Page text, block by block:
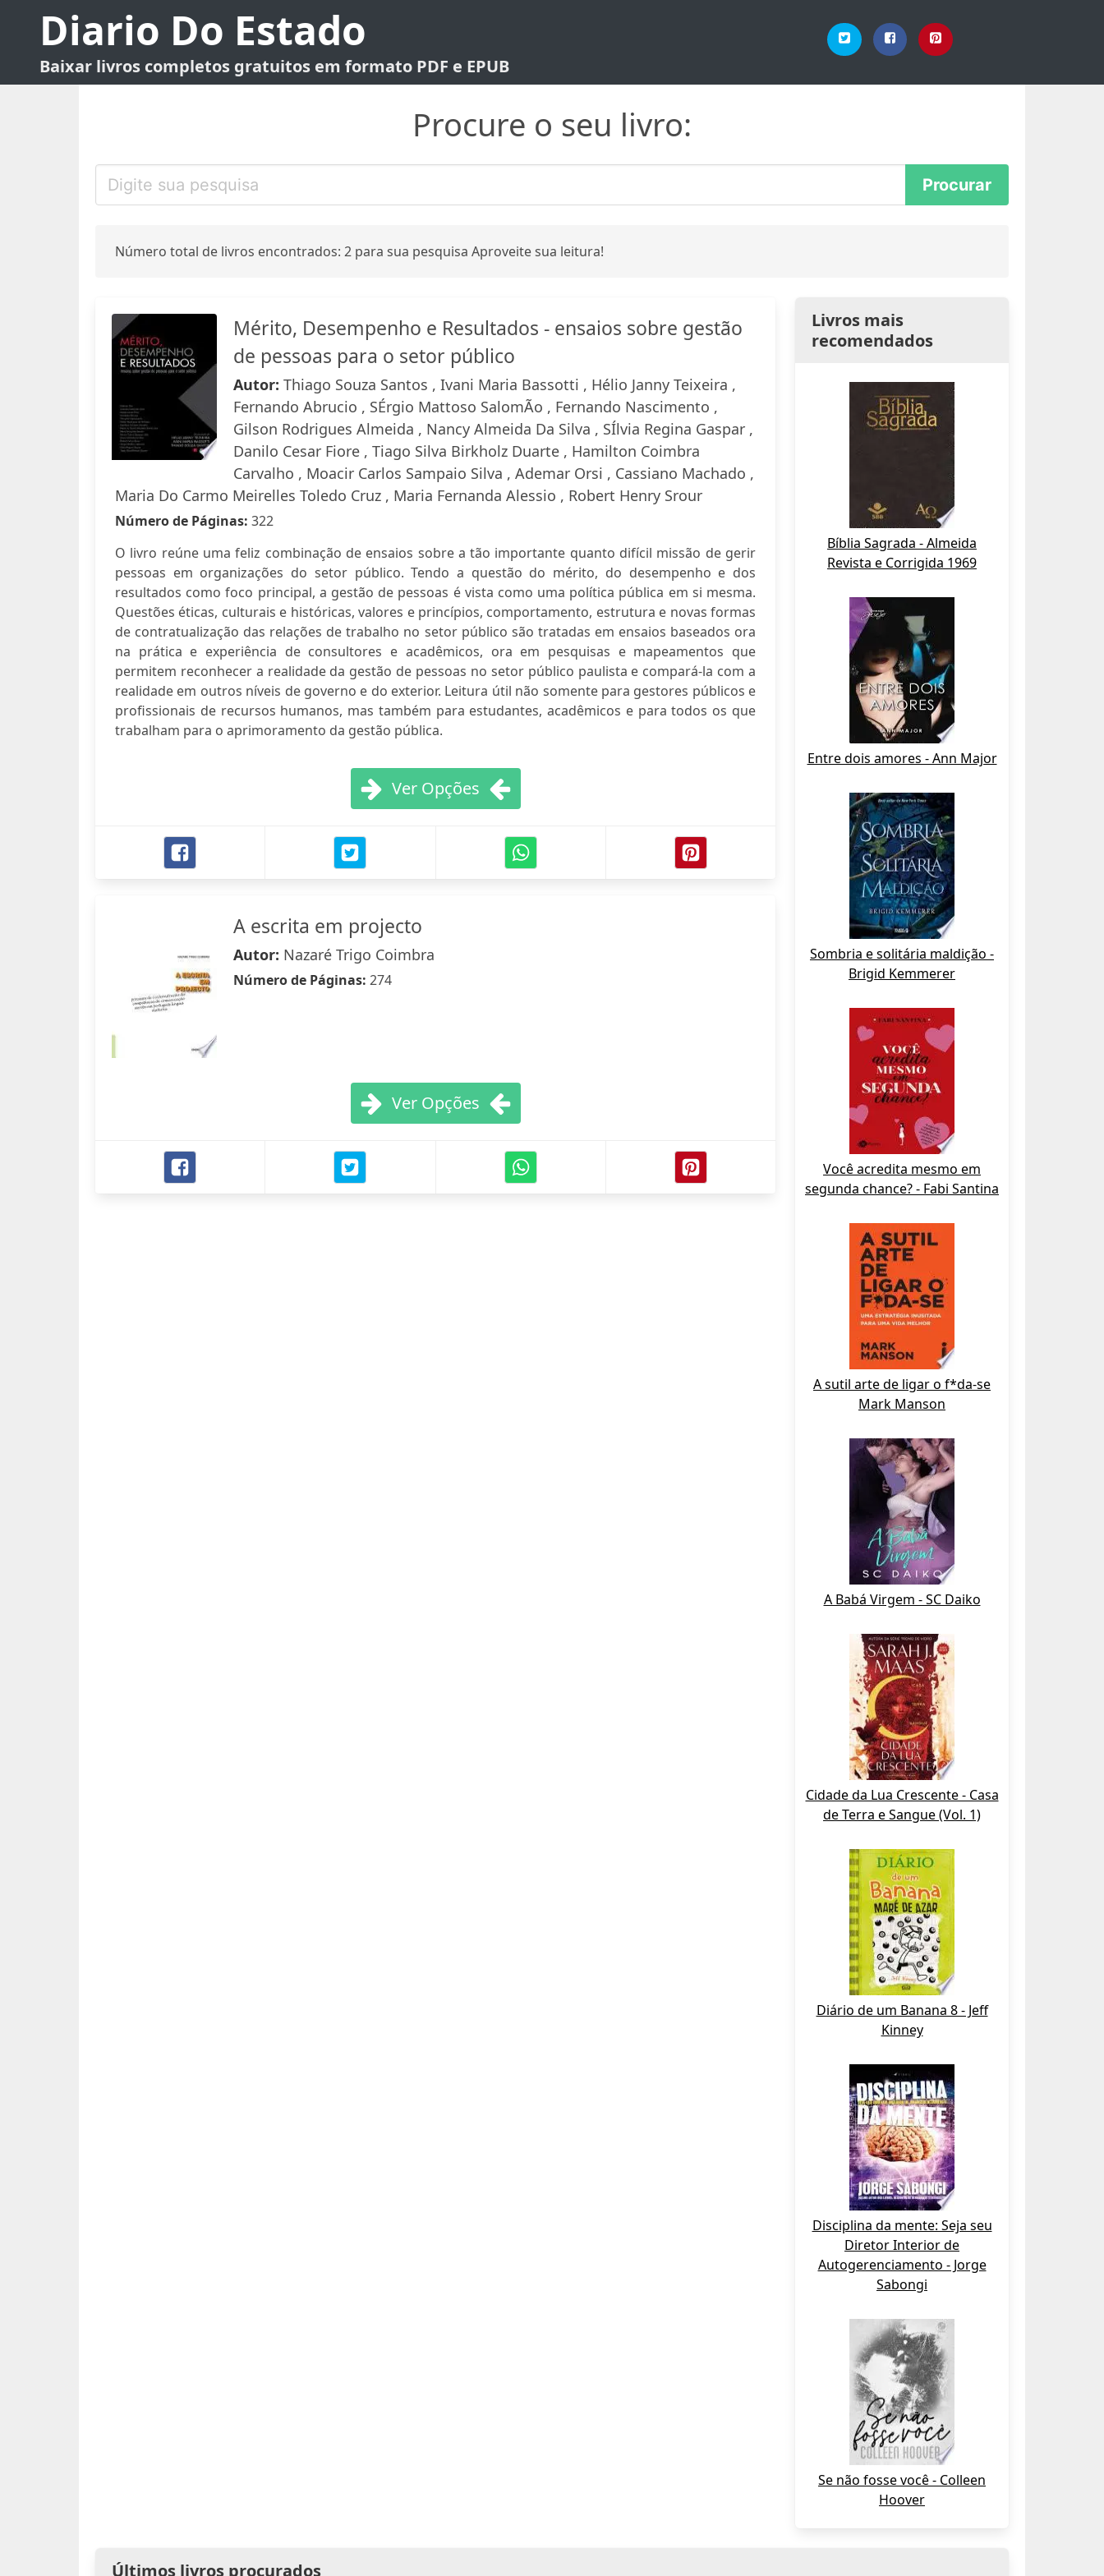
Diario Do Estado
Baixar livros completos gratuitos em formato PDF e EPUB
Procure o seu livro:
Número total de livros encontrados: 2 para sua pesquisa Aproveite sua leitura!
Mérito, Desempenho e Resultados - ensaios sobre gestão
de pessoas para o setor público
Autor: Thiago Souza Santos , Ivani Maria Bassotti , Hélio Janny Teixeira ,
Fernando Abrucio , SÉrgio Mattoso SalomÃo , Fernando Nascimento ,
Gilson Rodrigues Almeida , Nancy Almeida Da Silva , SÍlvia Regina Gaspar ,
Danilo Cesar Fiore , Tiago Silva Birkholz Duarte , Hamilton Coimbra
Carvalho , Moacir Carlos Sampaio Silva , Ademar Orsi , Cassiano Machado ,
Maria Do Carmo Meirelles Toledo Cruz , Maria Fernanda Alessio , Robert Henry Srour
Número de Páginas: 322
O livro reúne uma feliz combinação de ensaios sobre a tão importante quanto difícil missão de gerir
pessoas em organizações do setor público. Tendo a questão do mérito, do desempenho e dos
resultados como foco principal, a gestão de pessoas é vista como uma política pública em si mesma.
Questões éticas, culturais e históricas, valores e princípios, comportamento, estrutura e novas formas
de contratualização das relações de trabalho no setor público são tratadas em ensaios baseados ora
na prática e experiência de consultores e acadêmicos, ora em pesquisas e mapeamentos que
permitem reconhecer a realidade da gestão de pessoas no setor público paulista e compará-la com a
realidade em outros níveis de governo e do exterior. Leitura útil não somente para gestores públicos e
profissionais de recursos humanos, mas também para estudantes, acadêmicos e para todos os que
trabalham para o aprimoramento da gestão pública.
Ver Opções
A escrita em projecto
Autor: Nazaré Trigo Coimbra
Número de Páginas: 274
Ver Opções
Livros mais
recomendados
Bíblia Sagrada - Almeida
Revista e Corrigida 1969
Entre dois amores - Ann Major
Sombria e solitária maldição -
Brigid Kemmerer
Você acredita mesmo em
segunda chance? - Fabi Santina
A sutil arte de ligar o f*da-se
Mark Manson
A Babá Virgem - SC Daiko
Cidade da Lua Crescente - Casa
de Terra e Sangue (Vol. 1)
Diário de um Banana 8 - Jeff
Kinney
Disciplina da mente: Seja seu
Diretor Interior de
Autogerenciamento - Jorge
Sabongi
Se não fosse você - Colleen
Hoover
Últimos livros procurados